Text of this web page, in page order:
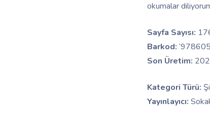
okumalar
Sayfa Sayısı:
Barkod:
Son Üretim:
Kategori Türü:
Yayınlayıcı: